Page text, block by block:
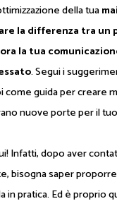
della tua
la differenza tra un
la tua
. Segui i
come guida per creare
nuove porte per il
Infatti, dopo aver
bisogna saper
in pratica. Ed è proprio